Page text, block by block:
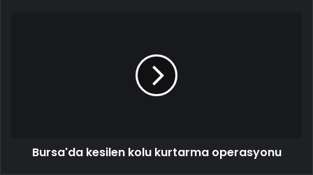
Bursa'da kesilen kolu kurtarma operasyonu